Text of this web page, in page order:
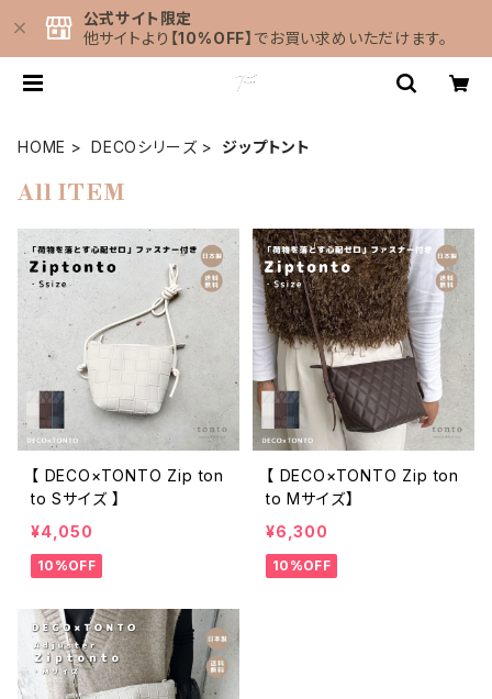
公式サイト限定
他サイトより 【10%OFF】 でお買い求めいただけます。
HOME DECOシリーズ ジップトント
All ITEM
【 DECO×TONTO Zip ton
to Sサイズ 】
¥4,050
10%OFF
【 DECO×TONTO Zip ton
to Mサイズ】
¥6,300
10%OFF